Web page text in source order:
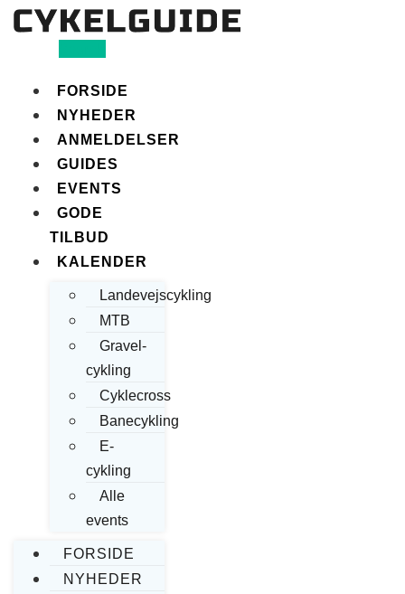
FORSIDE
NYHEDER
ANMELDELSER
GUIDES
EVENTS
GODE
TILBUD
KALENDER
Landevejscykling
MTB
Gravel-
cykling
Cyklecross
Banecykling
E-
cykling
Alle
events
FORSIDE
NYHEDER